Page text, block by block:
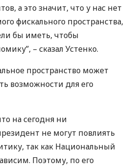
а это значит, что у нас нет
фискального пространства,
бы иметь, чтобы
– сказал Устенко.
пространство может
возможности для его
на сегодня ни
не могут повлиять
так как Национальный
Поэтому, по его